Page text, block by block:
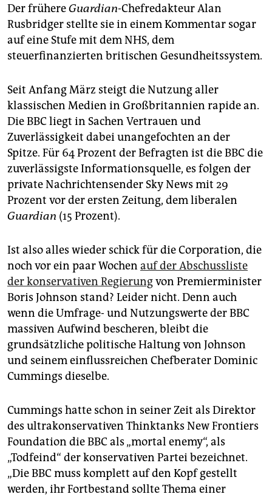
Der frühereGuar­dian-­Chef­re­dak­teur Alan
Rusbridger stellte sie in einem Kommentar sogar
auf eine Stufe mit dem NHS, dem
steuerfinanzierten britischen Gesundheitssystem.
Seit Anfang März steigt die Nutzung aller
klassischen Medien in Großbritannien rapide an.
Die BBC liegt in Sachen Vertrauen und
Zuverlässigkeit dabei unangefochten an der
Spitze. Für 64 Prozent der Befragten ist die BBC die
zuverlässigste Informationsquelle, es folgen der
private Nachrichtensender Sky News mit 29
Prozent vor der ersten Zeitung, dem liberalen
Guardian (15 Prozent).
Ist also alles wieder schick für die Corporation, die
noch vor ein paar Wochen auf der Abschussliste
der konservativen Regierungvon Premierminister
Boris Johnson stand? Leider nicht. Denn auch
wenn die Umfrage- und Nutzungswerte der BBC
massiven Aufwind bescheren, bleibt die
grundsätzliche politische Haltung von Johnson
und seinem einflussreichen Chefberater Dominic
Cummings dieselbe.
Cummings hatte schon in seiner Zeit als Direktor
des ultrakonservativen Thinktanks New Frontiers
Foundation die BBC als „mortal enemy“, als
„Todfeind“ der konservativen Partei bezeichnet.
„Die BBC muss komplett auf den Kopf gestellt
werden, ihr Fortbestand sollte Thema einer